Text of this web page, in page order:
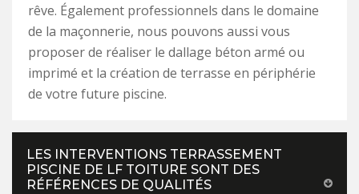
rêve. Également professionnels dans le domaine
de la maçonnerie, nous pouvons aussi vous
proposer de réaliser le dallage béton armé ou
imprimé et la création de terrasse en périphérie
de votre future piscine.
LES INTERVENTIONS TERRASSEMENT
PISCINE DE LF TOITURE SONT DES
RÉFÉRENCES DE QUALITÉS